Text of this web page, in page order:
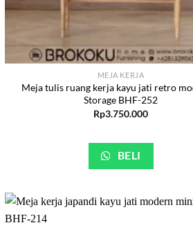
MEJA KERJA
Meja tulis ruang kerja kayu jati retro
Storage BHF-252
Rp3.750.000
BELI